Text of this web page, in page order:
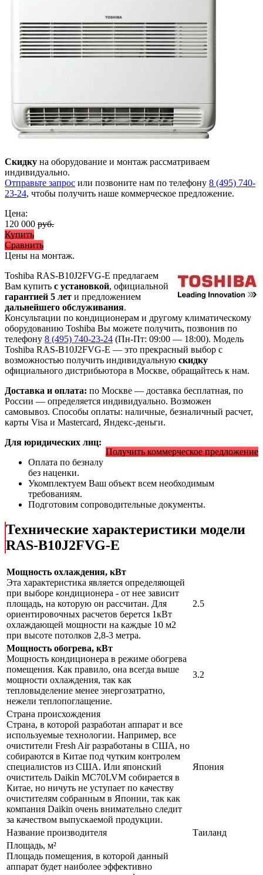
Скидку на оборудование и монтаж рассматриваем
индивидуально.
Отправьте запрос или позвоните нам по телефону 8 (495) 740-
23-24, чтобы получить наше коммерческое предложение.
Цена:
120 000 руб.
Купить
Сравнить
Цены на монтаж.
Toshiba RAS-B10J2FVG-E предлагаем
Вам купить с установкой, официальной
гарантией 5 лет и предложением
дальнейшего обслуживания.
Консультации по кондиционерам и другому климатическому
оборудованию Toshiba Вы можете получить, позвонив по
телефону 8 (495) 740-23-24 (Пн-Пт: 09:00 — 18:00). Модель
Toshiba RAS-B10J2FVG-E — это прекрасный выбор с
возможностью получить индивидуальную скидку
официального дистрибьютора в Москве, обращайтесь к нам.
Доставка и оплата: по Москве — доставка бесплатная, по
России — определяется индивидуально. Возможен
самовывоз. Способы оплаты: наличные, безналичный расчет,
карты Visa и Mastercard, Яндекс-деньги.
Получить коммерческое предложение
Для юридических лиц:
Оплата по безналу
без наценки.
Укомплектуем Ваш объект всем необходимым
требованиям.
Подготовим сопроводительные документы.
Технические характеристики модели
RAS-B10J2FVG-E
Мощность охлаждения, кВт
Эта характеристика является определяющей
при выборе кондиционера - от нее зависит
площадь, на которую он рассчитан. Для
ориентировочных расчетов берется 1кВт
охлаждающей мощности на каждые 10 м2
при высоте потолков 2,8-3 метра.
2.5
Мощность обогрева, кВт
Мощность кондиционера в режиме обогрева
помещения. Как правило, она всегда выше
мощности охлаждения, так как
тепловыделение менее энергозатратно,
нежели теплопоглащение.
3.2
Страна происхождения
Страна, в которой разработан аппарат и все
используемые технологии. Например, все
очистители Fresh Air разработаны в США, но
собираются в Китае под чутким контролем
специалистов из США. Или японский
очиститель Daikin MC70LVM собирается в
Китае, но ничуть не уступает по качеству
очистителям собранным в Японии, так как
компания Daikin очень внимательно следит
за качеством выпускаемой продукции.
Япония
Название производителя
Таиланд
Площадь, м²
Площадь помещения, в которой данный
аппарат будет наиболее эффективно